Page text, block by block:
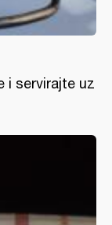
i servirajte uz